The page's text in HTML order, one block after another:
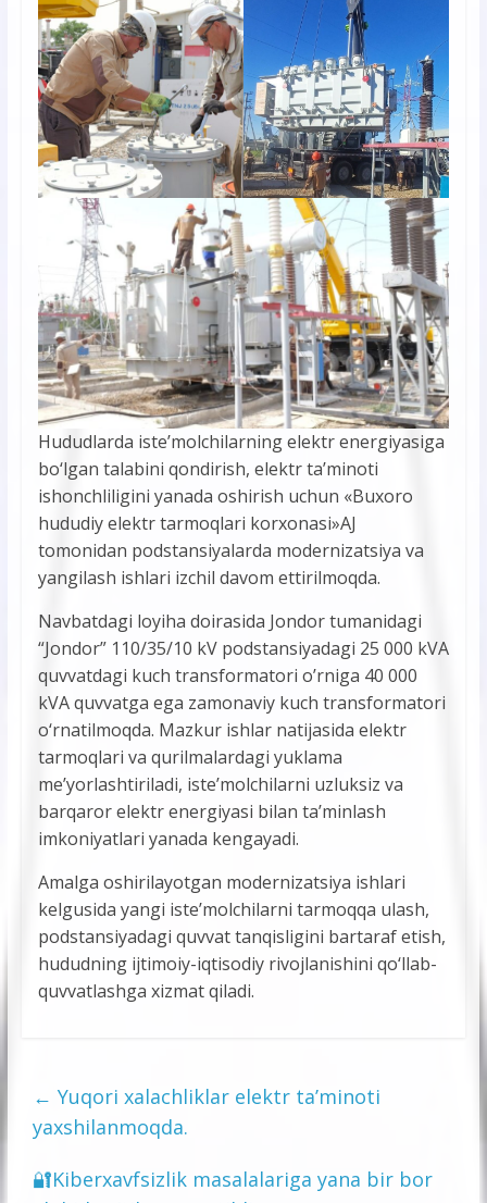
Hududlarda iste’molchilarning elektr energiyasiga
bo‘lgan talabini qondirish, elektr ta’minoti
ishonchliligini yanada oshirish uchun «Buxoro
hududiy elektr tarmoqlari korxonasi»AJ
tomonidan podstansiyalarda modernizatsiya va
yangilash ishlari izchil davom ettirilmoqda.
Navbatdagi loyiha doirasida Jondor tumanidagi
“Jondor” 110/35/10 kV podstansiyadagi 25 000 kVA
quvvatdagi kuch transformatori o’rniga 40 000
kVA quvvatga ega zamonaviy kuch transformatori
o‘rnatilmoqda. Mazkur ishlar natijasida elektr
tarmoqlari va qurilmalardagi yuklama
me’yorlashtiriladi, iste’molchilarni uzluksiz va
barqaror elektr energiyasi bilan ta’minlash
imkoniyatlari yanada kengayadi.
Amalga oshirilayotgan modernizatsiya ishlari
kelgusida yangi iste’molchilarni tarmoqqa ulash,
podstansiyadagi quvvat tanqisligini bartaraf etish,
hududning ijtimoiy-iqtisodiy rivojlanishini qo‘llab-
quvvatlashga xizmat qiladi.
← Yuqori xalachliklar elektr ta’minoti
yaxshilanmoqda.
🔐Kiberxavfsizlik masalalariga yana bir bor